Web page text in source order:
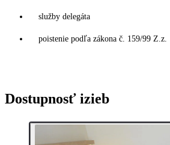
služby delegáta
poistenie podľa zákona č. 159/99 Z.z.
Dostupnosť izieb